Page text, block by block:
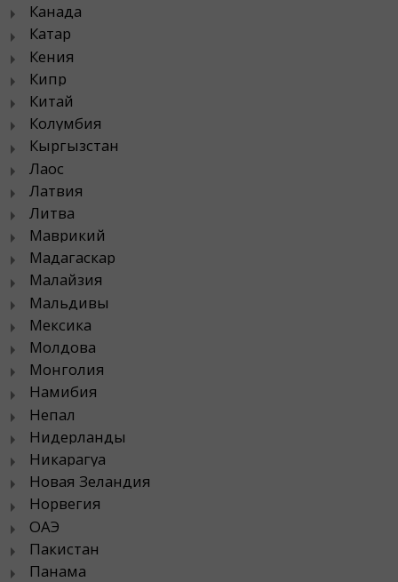
Канада
Катар
Кения
Кипр
Китай
Колумбия
Кыргызстан
Лаос
Латвия
Литва
Маврикий
Мадагаскар
Малайзия
Мальдивы
Мексика
Молдова
Монголия
Намибия
Непал
Нидерланды
Никарагуа
Новая Зеландия
Норвегия
ОАЭ
Пакистан
Панама